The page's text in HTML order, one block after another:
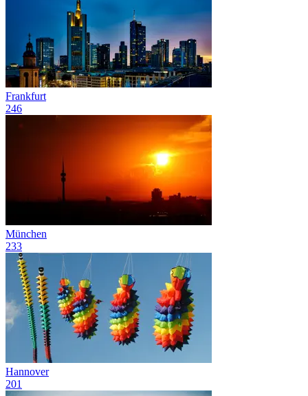
Frankfurt
246
München
233
Hannover
201